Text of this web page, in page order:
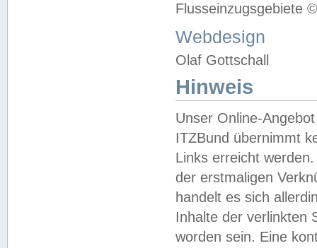
Flusseinzugsgebiete
Webdesign
Olaf Gottschall
Hinweis
Unser Online-
ITZBund übernimmt
Links erreicht
der erstmaligen
handelt es sich
Inhalte der verlinkten
worden sein. Eine